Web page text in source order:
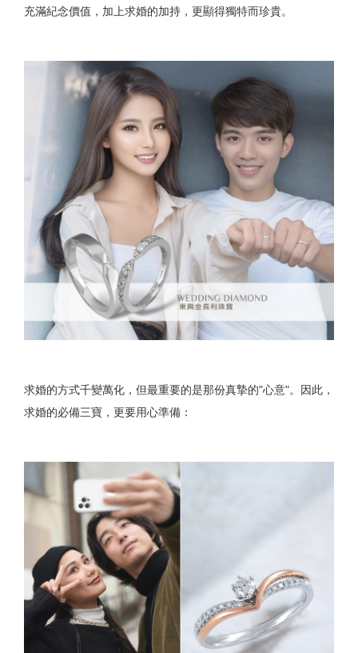
充滿紀念價值，加上求婚的加持，更顯得獨特而珍貴。
求婚的方式千變萬化，但最重要的是那份真摯的"心意"。因此，
求婚的必備三寶，更要用心準備：